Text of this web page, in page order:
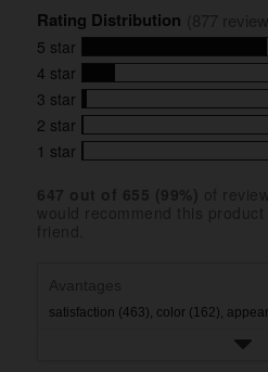
for
this
product:
4.8
out
of
5
stars
Rating Distribution
5 star
722
reviews
with
5
star
rating.
4 star
130
reviews
with
4
3 star
21
reviews
with
2 star
2
reviews
1 star
2
satisfaction (463), color (162),